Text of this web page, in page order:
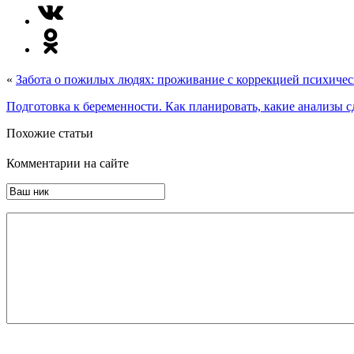
« Забота о пожилых людях: проживание с коррекцией
Подготовка к беременности. Как планировать, какие анализы
Похожие статьи
Комментарии на сайте